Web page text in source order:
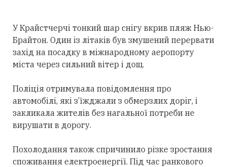
У Крайстчерчі тонкий шар снігу вкрив пляж Нью-
Брайтон. Один із літаків був змушений перервати
захід на посадку в міжнародному аеропорту
міста через сильний вітер і дощ.
Поліція отримувала повідомлення про
автомобілі, які з’їжджали з обмерзлих доріг, і
закликала жителів без нагальної потреби не
вирушати в дорогу.
Похолодання також спричинило різке зростання
споживання електроенергії. Під час ранкового